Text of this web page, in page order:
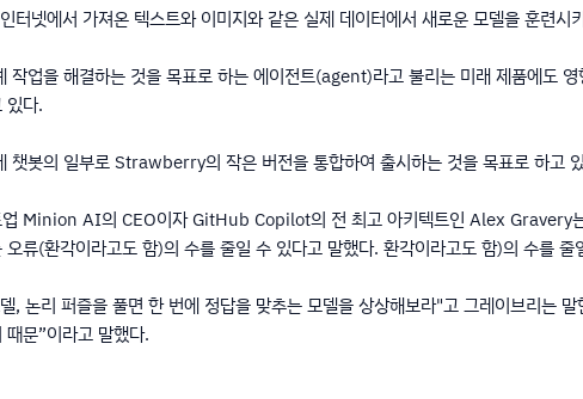
넷에서 가져온 텍스트와 이미지와 같은 실제 데이터에서 새로운 모델을 훈련
작업을 해결하는 것을 목표로 하는 에이전트(agent)라고 불리는 미래 제품에도
있다.
챗봇의 일부로 Strawberry의 작은 버전을 통합하여 출시하는 것을 목표로 하고
업 Minion AI의 CEO이자 GitHub Copilot의 전 최고 아키텍트인 Alex
오류(환각이라고도 함)의 수를 줄일 수 있다고 말했다. 환각이라고도 함)의 수를 줄
, 논리 퍼즐을 풀면 한 번에 정답을 맞추는 모델을 상상해보라"고 그레이브리는
문”이라고 말했다.